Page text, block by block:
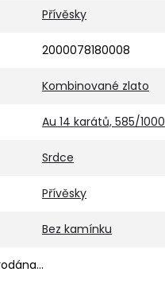
Přívěsky
2000078180008
Kombinované zlato
Au 14 karátů, 585/1000
Srdce
Přívěsky
Bez kamínku